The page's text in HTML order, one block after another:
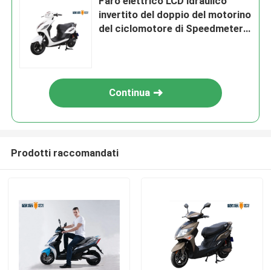
invertito del doppio del motorino
del ciclomotore di Speedmeter
Continua
Prodotti raccomandati